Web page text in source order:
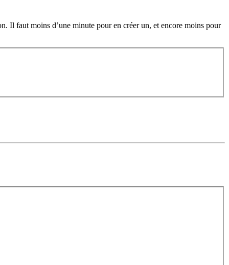
Il faut moins d’une minute pour en créer un, et encore moins pour